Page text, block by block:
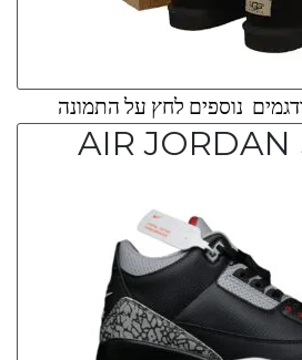
נוספים לחץ על התמונה
AIR JORDAN